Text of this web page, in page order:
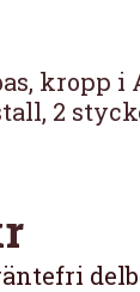
kropp i
2